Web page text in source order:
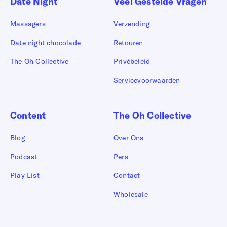
Massagers
Date night chocolade
The Oh Collective
Verzending
Retouren
Privébeleid
Servicevoorwaarden
Content
Blog
Podcast
Play List
The Oh Collective
Over Ons
Pers
Contact
Wholesale